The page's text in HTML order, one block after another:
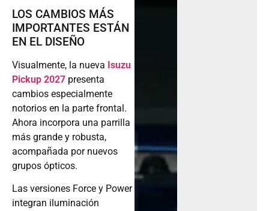
LOS CAMBIOS MÁS
IMPORTANTES ESTÁN
EN EL DISEÑO
Visualmente, la nueva Isuzu
Pickup 2027 presenta
cambios especialmente
notorios en la parte frontal.
Ahora incorpora una parrilla
más grande y robusta,
acompañada por nuevos
grupos ópticos.
Las versiones Force y Power
integran iluminación